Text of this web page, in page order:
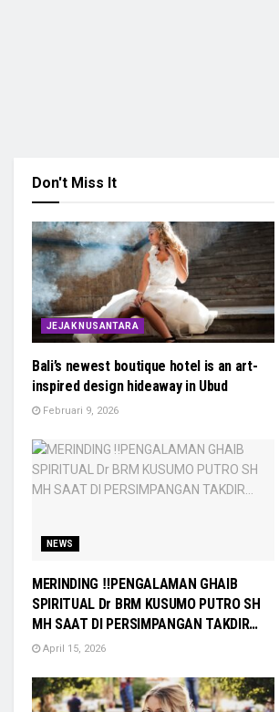
Don't Miss It
JEJAK NUSANTARA
Bali’s newest boutique hotel is an art-
inspired design hideaway in Ubud
Februari 9, 2026
NEWS
MERINDING ‼PENGALAMAN GHAIB
SPIRITUAL Dr BRM KUSUMO PUTRO SH
MH SAAT DI PERSIMPANGAN TAKDIR…
April 15, 2026